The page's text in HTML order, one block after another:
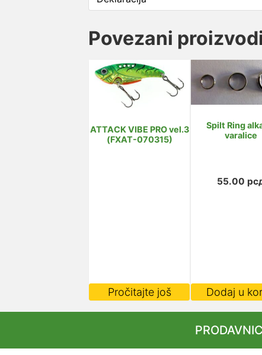
Povezani proizvodi
ATTACK VIBE PRO vel.3
(FXAT-070315)
Pročitajte još
Spilt Ring
varalice
55.00
Dodaj u